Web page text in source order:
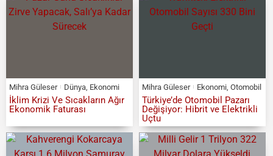
Mihra Güleser Dünya Ekonomi
İklim Krizi Ve Sıcakların Ağır
Ekonomik Faturası
Mihra Güleser Ekonomi, Otomobil
Türkiye’de Otomobil Pazarı
Değişiyor: Hibrit ve Elektrikli
Uçtu